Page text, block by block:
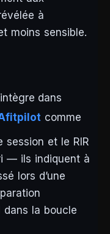
à
moins sensible.
dans
comme
session et le RIR
— ils indiquent à
lors d’une
dans la boucle